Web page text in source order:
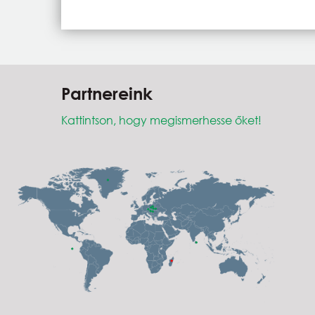
Partnereink
Kattintson, hogy megismerhesse őket!